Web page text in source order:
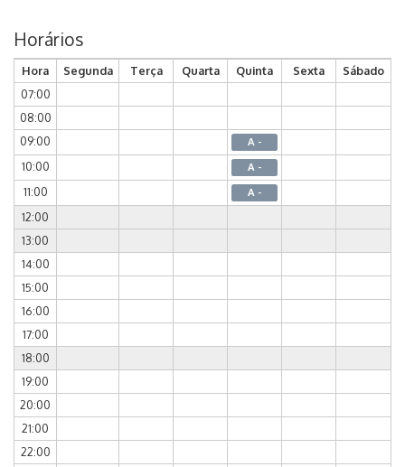
Horários
Hora Segunda Terça Quarta Quinta Sexta
Sábado
07:00
08:00
09:00
A -
10:00 A -
11:00 A -
12:00
13:00
14:00
15:00
16:00
17:00
18:00
19:00
20:00
21:00
22:00